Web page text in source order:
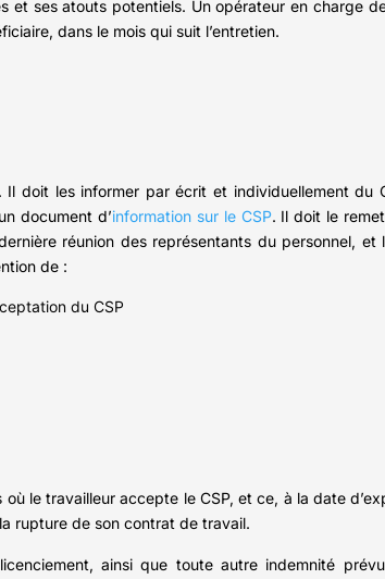
ses atouts potentiels. Un opérateur en charge
dans le mois qui suit l’entretien.
doit les informer par écrit et individuellement du
document d’information sur le CSP. Il doit le
réunion des représentants du personnel,
de :
du CSP
le travailleur accepte le CSP, et ce, à la date
rupture de son contrat de travail.
ainsi que toute autre indemnité